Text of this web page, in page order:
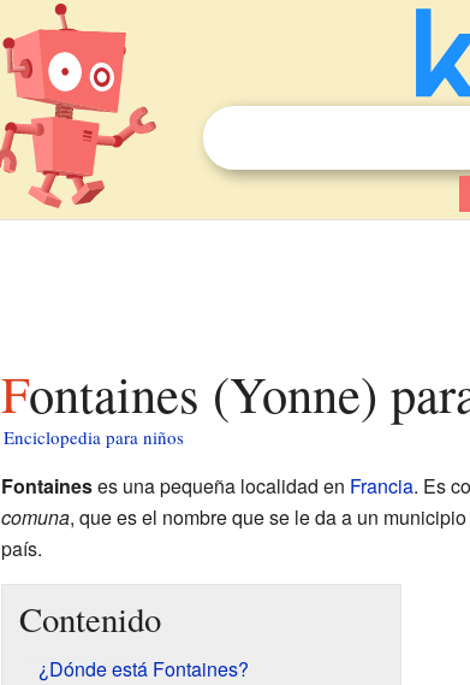
Fontaines (Yonne)
Enciclopedia para niños
Fontaineses una pequeña localidad en Francia. Es
comuna, que es el nombre que se le da a un
país.
Contenido
¿Dónde está Fontaines?